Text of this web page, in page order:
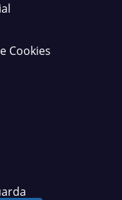
Cookies